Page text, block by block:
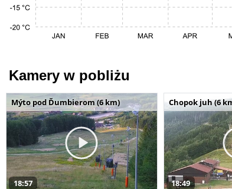
Kamery w pobliżu
Mýto pod Ďumbierom (6 km)
18:57
Chopok juh (6
18:49